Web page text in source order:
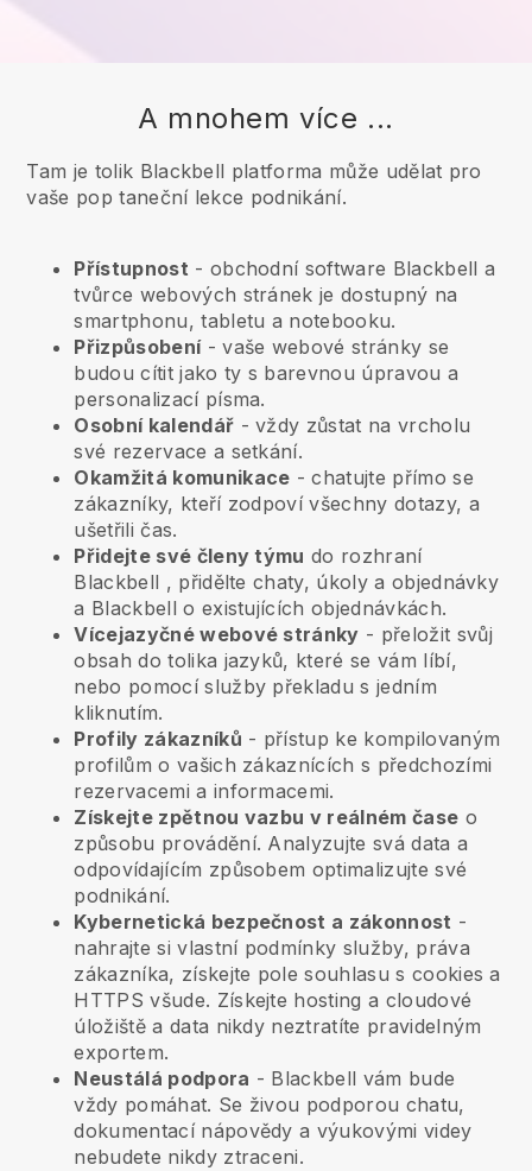
A mnohem více ...
Tam je tolik Blackbell platforma může udělat pro
vaše pop taneční lekce podnikání.
Přístupnost - obchodní software Blackbell a
tvůrce webových stránek je dostupný na
smartphonu, tabletu a notebooku.
Přizpůsobení- vaše webové stránky se
budou cítit jako ty s barevnou úpravou a
personalizací písma.
Osobní kalendář - vždy zůstat na vrcholu
své rezervace a setkání.
Okamžitá komunikace - chatujte přímo se
zákazníky, kteří zodpoví všechny dotazy, a
ušetřili čas.
Přidejte své členy týmu do rozhraní
Blackbell , přidělte chaty, úkoly a objednávky
a Blackbell o existujících objednávkách.
Vícejazyčné webové stránky - přeložit svůj
obsah do tolika jazyků, které se vám líbí,
nebo pomocí služby překladu s jedním
kliknutím.
Profily zákazníků - přístup ke kompilovaným
profilům o vašich zákaznících s předchozími
rezervacemi a informacemi.
Získejte zpětnou vazbu v reálném čase o
způsobu provádění. Analyzujte svá data a
odpovídajícím způsobem optimalizujte své
podnikání.
Kybernetická bezpečnost a zákonnost -
nahrajte si vlastní podmínky služby, práva
zákazníka, získejte pole souhlasu s cookies a
HTTPS všude. Získejte hosting a cloudové
úložiště a data nikdy neztratíte pravidelným
exportem.
Neustálá podpora - Blackbell vám bude
vždy pomáhat. Se živou podporou chatu,
dokumentací nápovědy a výukovými videy
nebudete nikdy ztraceni.